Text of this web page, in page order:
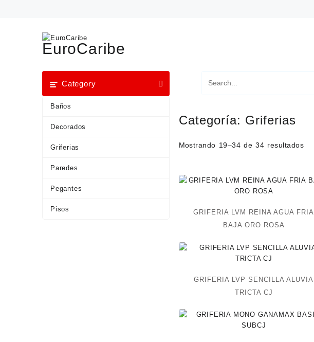
EuroCaribe
Category
Baños
Decorados
Griferias
Paredes
Pegantes
Pisos
Categoría: Griferias
Mostrando 19–34 de 34 resultados
GRIFERIA LVM REINA AGUA FRIA
BAJA ORO ROSA
GRIFERIA LVP SENCILLA ALUVIA
TRICTA CJ